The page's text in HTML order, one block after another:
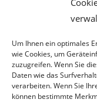
Um Ihnen ein optimales
wie Cookies, um
zuzugreifen. Wenn Sie
Daten wie das
verarbeiten. Wenn Sie
können bestimmte
Schmerzen,
hervorgehen,